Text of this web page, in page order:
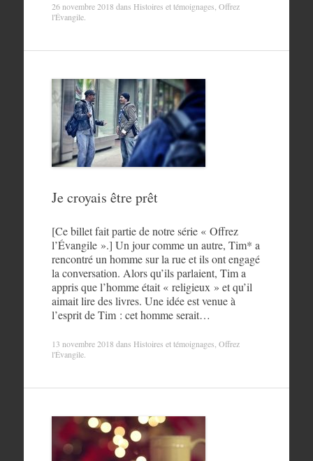
26 novembre 2018 dans Histoires et témoignages Offrez
l'Évangile.
Je croyais être prêt
[Ce billet fait partie de notre série « Offrez
l’Évangile ».] Un jour comme un autre, Tim* a
rencontré un homme sur la rue et ils ont engagé
la conversation. Alors qu’ils parlaient, Tim a
appris que l’homme était « religieux » et qu’il
aimait lire des livres. Une idée est venue à
l’esprit de Tim : cet homme serait…
13 novembre 2018 dans Histoires et témoignages Offrez
l'Évangile.